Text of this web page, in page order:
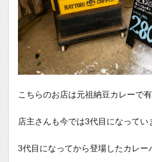
こちらのお店は元祖納豆カレーで有
店主さんも今では3代目になってい
3代目になってから登場したカレー